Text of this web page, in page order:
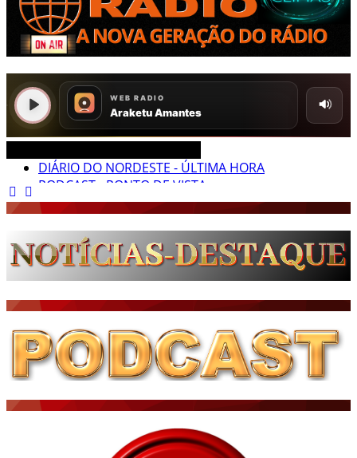
DIÁRIO DO NORDESTE - ÚLTIMA HORA
PODCAST - PONTO DE VISTA
BRASIL DE FATO - ÚLTIMAS NOTÍCIAS
NOTÍCIAS DESTAQUE DO DIA
BRASIL NOTÍCIAS
ÚLTIMAS NOTÍCIAS
NOTÍCIAS TAMBÉM NA TELA
O MUNDO É NOTÍCIA
CN7
JORNAL DO BRASIL
CNN BRASIL
CBN GLOBO
RÁDIO AGÊNCIA
NOTÍCIAS AO MINUTO
ACONTECEU...VIROU MANCHETE!
BLOGS & COLUNAS